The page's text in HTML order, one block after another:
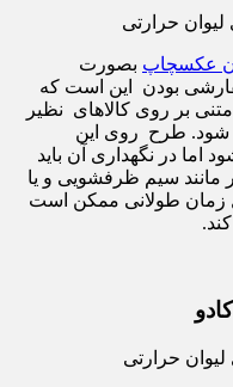
عکسچاپ بصورت
بودن این است که
بر روی کالاهای نظیر
شود. طرح روی این
در نگهداری آن باید
سیم ظرفشویی و یا
زمان طولانی ممکن است